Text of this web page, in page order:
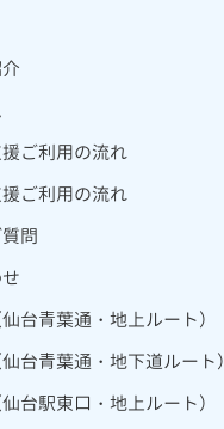
ご利用の流れ
ご利用の流れ
問
台青葉通・地上ルート）
台青葉通・地下道ルート）
台駅東口・地上ルート）